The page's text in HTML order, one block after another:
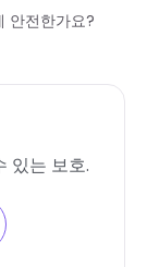
안전한가요?
있는 보호.